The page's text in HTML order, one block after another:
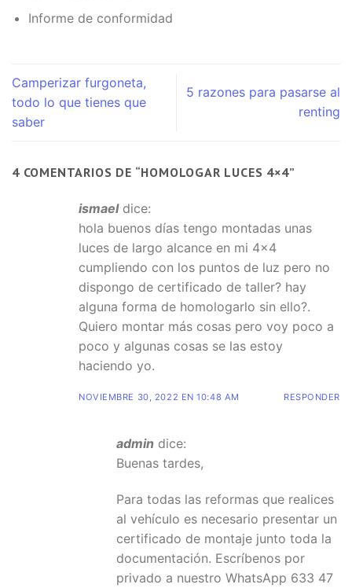
Informe de conformidad
Camperizar furgoneta,
todo lo que tienes que
saber
5 razones para pasarse al
renting
4 COMENTARIOS DE “HOMOLOGAR LUCES 4×4”
ismael dice:
hola buenos días tengo montadas unas
luces de largo alcance en mi 4×4
cumpliendo con los puntos de luz pero no
dispongo de certificado de taller? hay
alguna forma de homologarlo sin ello?.
Quiero montar más cosas pero voy poco a
poco y algunas cosas se las estoy
haciendo yo.
NOVIEMBRE 30, 2022 EN 10:48 AM RESPONDER
admin dice:
Buenas tardes,
Para todas las reformas que realices
al vehículo es necesario presentar un
certificado de montaje junto toda la
documentación. Escríbenos por
privado a nuestro WhatsApp 633 47